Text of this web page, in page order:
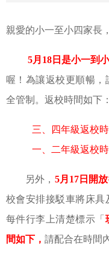
親愛的小一至小四家長
5月 18 日是小一到
喔！為讓返校更順暢
全管制。返校時間如下：
三、四年級返校
一、二年級返校
另外， 5月 17日開
校會安排接駁車將床具
每件行李上清楚標示「
間如下， 請配合在時間